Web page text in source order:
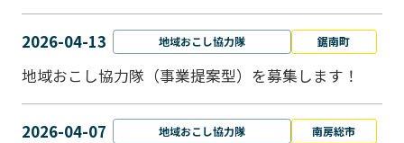
2026-04-13 地域おこし協力隊 鋸南町
地域おこし協力隊（事業提案型）を募集します！
2026-04-07 地域おこし協力隊 南房総市